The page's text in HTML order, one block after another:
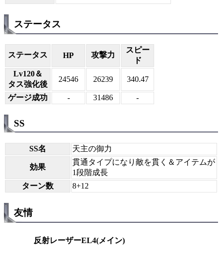
ステータス
ステータス HP 攻撃力
スピー
ド
Lv120＆
タス強化後
24546 26239 340.47
ゲージ成功 - 31486 -
SS
SS名 天主の御力
効果
貫通タイプになり敵を貫く＆アイテムが
1段階成長
ターン数
8+12
友情
反射レーザーEL4(メイン)